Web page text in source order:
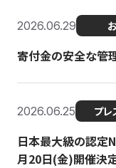
2026.06.29
寄付金の安全な管
2026.06.25 プレ
日本最大級の認定
月20日(金)開催決